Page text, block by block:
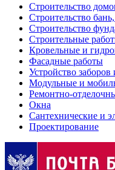
Строительство
Строительство
Строительство
Строительные
Кровельные и
Фасадные работы
Устройство
Модульные и
Ремонтно-
Окна
Сантехнические и
Проектирование